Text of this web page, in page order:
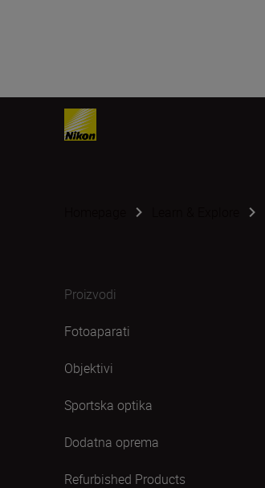
Proizvodi
Fotoaparati
Objektivi
Sportska optika
Dodatna oprema
Refurbished Products